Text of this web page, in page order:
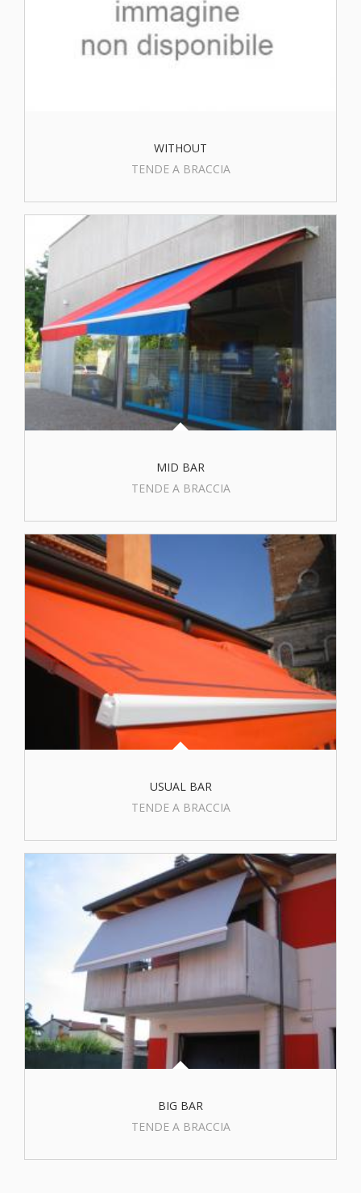
WITHOUT
TENDE A BRACCIA
MID BAR
TENDE A BRACCIA
USUAL BAR
TENDE A BRACCIA
BIG BAR
TENDE A BRACCIA